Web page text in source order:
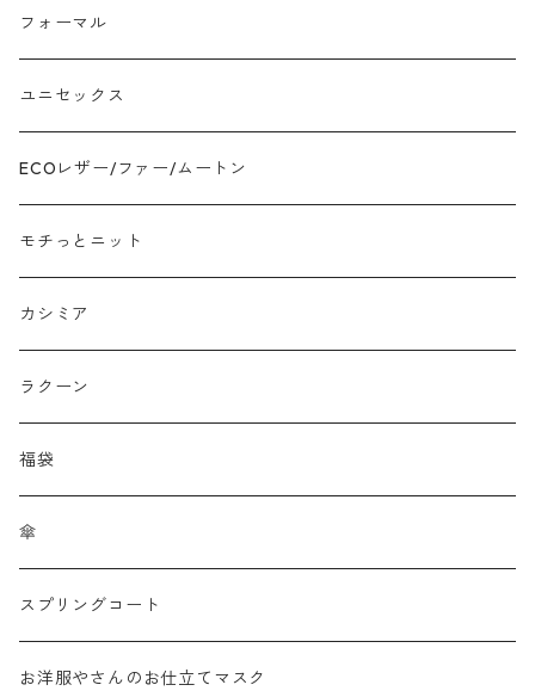
モチッとニット
ツイード
ジャガード
接触冷感
プリント柄物
刺繍レース
メッシュ
チュール
フリンジ フェザー
シャギー
フォーマル
ユニセックス
ECOレザー/ファー/ムートン
モチっとニット
カシミア
ラクーン
福袋
傘
スプリングコート
お洋服やさんのお仕立てマスク